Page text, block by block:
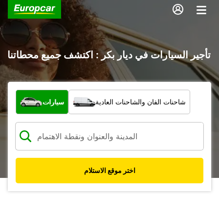
تأجير السيارات في ديار بكر : اكتشف جميع محطاتنا
ما نوع المركبة؟
سيارات شاحنات الفان والشاحنات العادية
اختر موقع الاستلام